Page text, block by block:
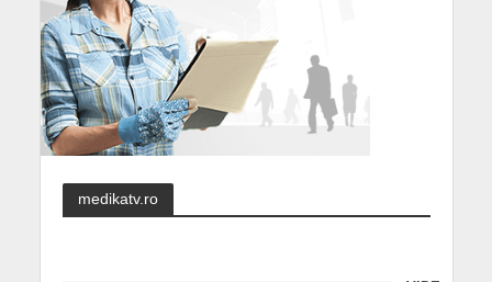
medikatv.ro